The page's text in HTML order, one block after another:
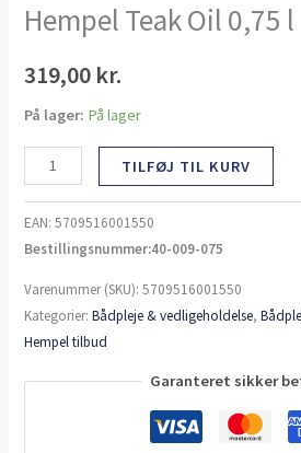
Hempel Teak Oil 0,75 l
319,00 kr.
På lager: På lager
TILFØJ TIL KURV
EAN:5709516001550
Bestillingsnummer:40-009-075
Varenummer (SKU):5709516001550
Kategorier:Bådpleje & vedligeholdelse,
Hempel tilbud
Garanteret sikker